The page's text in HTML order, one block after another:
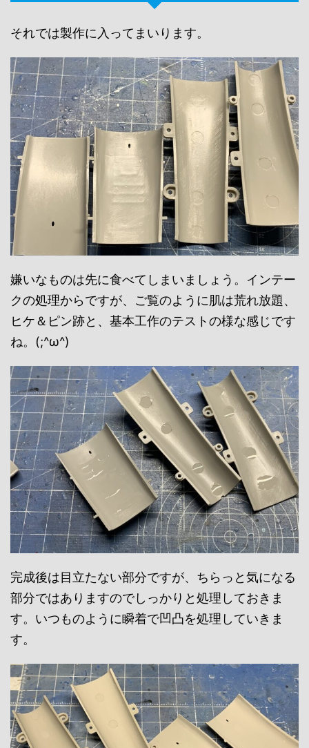
それでは製作に入ってまいります。
嫌いなものは先に食べてしまいましょう。インテー
クの処理からですが、ご覧のように肌は荒れ放題、
ヒケ＆ピン跡と、基本工作のテストの様な感じです
ね。(;^ω^)
完成後は目立たない部分ですが、ちらっと気になる
部分ではありますのでしっかりと処理しておきま
す。いつものように瞬着で凹凸を処理していきま
す。